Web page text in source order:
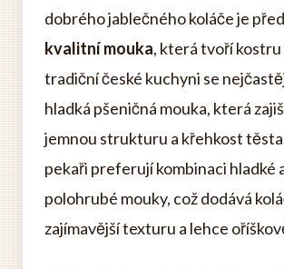
dobrého jablečného koláče je
kvalitní mouka, která tvoří
tradiční české kuchyni se
hladká pšeničná mouka, která
jemnou strukturu a křehkost
pekaři preferují kombinaci hladké
polohrubé mouky, což dodává
zajímavější texturu a lehce